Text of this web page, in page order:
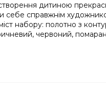
дитиною
себе справжнім
набору: полотно з
червоний,